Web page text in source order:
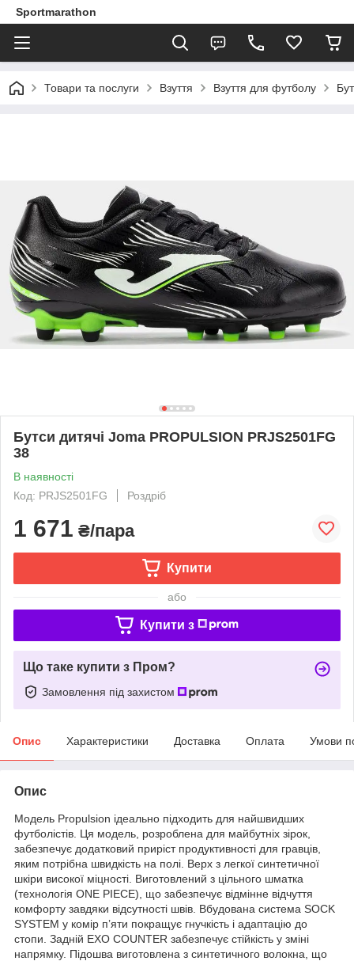
Sportmarathon
Товари та послуги Взуття Взуття для футболу
Бутси дитячі Joma PROPULSION PRJS2501FG
38
В наявності
Код: PRJS2501FG
Роздріб
1 671 ₴/пара
Купити
або
Купити з
Що таке купити з Пром?
Замовлення під захистом
Опис Характеристики Доставка Оплата Умови
Опис
Модель Propulsion ідеально підходить для найшвидших
футболістів. Ця модель, розроблена для майбутніх зірок,
забезпечує додатковий приріст продуктивності для гравців,
яким потрібна швидкість на полі. Верх з легкої синтетичної
шкіри високої міцності. Виготовлений з цільного шматка
(технологія ONE PIECE), що забезпечує відмінне відчуття
комфорту завдяки відсутності швів. Вбудована система SOCK
SYSTEM у комір п’яти покращує гнучкість і адаптацію до
стопи. Задній EXO COUNTER забезпечує стійкість у зміні
напрямку. Підошва виготовлена з синтетичного волокна, що